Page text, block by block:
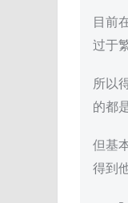
目前
过于
所以
的都
但基
得到